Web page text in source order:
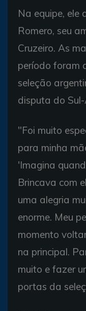
Na equipe, ele
Romero, seu
Cruzeiro. As
período foram
seleção
disputa do
"Foi muito
para minha
'Imagina
Brincava com
uma alegria
enorme. Meu
momento
na principal.
muito e fazer
portas da